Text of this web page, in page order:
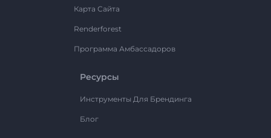
Карта Сайта
Renderforest
Программа Амбассадоров
Ресурсы
Инструменты Для Брендинга
Блог